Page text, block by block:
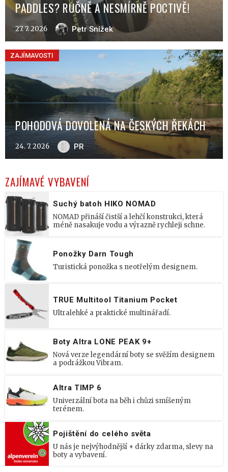
PADDLES? RUČNĚ A NESMÍRNĚ POCTIVĚ!
27. 7. 2026 Petr Snížek
ZAJÍMAVOSTI
POHODOVÁ DOVOLENÁ NA ČESKÝCH ŘEKÁCH
24. 7. 2026 PR
ZAJÍMAVÉ VYBAVENÍ
Suchý batoh HIKO NOMAD
NOMAD přináší čistší a lehčí konstrukci, která
méně nasakuje vodu a výrazně rychleji schne.
Ponožky Darn Tough
Turistická ponožka s neotřelým designem.
TRUE Multitool Titanium Pocket
Ultralehké a praktické multinářadí.
Boty Altra LONE PEAK 9+
Nová verze legendární boty se svěžím designem
a podrážkou Vibram.
Altra TIMP 6
Univerzální bota na běh i chůzi smíšeným
terénem.
Pojištění do celého světa
U nás je nejvýhodnější + dárky zdarma, slevy na
boty a vybavení.